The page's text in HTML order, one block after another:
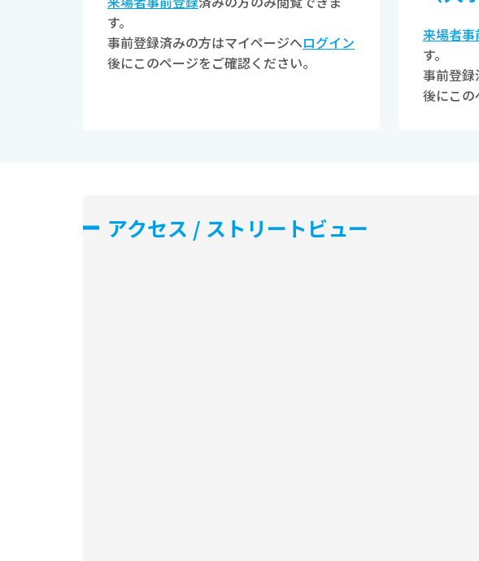
す。
事前登録済みの方はマイページへログイン
後にこのページをご確認ください。
来場者事
す。
事前登
後にこの
アクセス / ストリートビュー